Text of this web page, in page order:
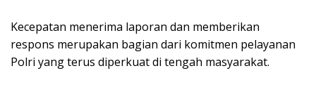
Kecepatan menerima laporan dan memberikan
respons merupakan bagian dari komitmen pelayanan
Polri yang terus diperkuat di tengah masyarakat.